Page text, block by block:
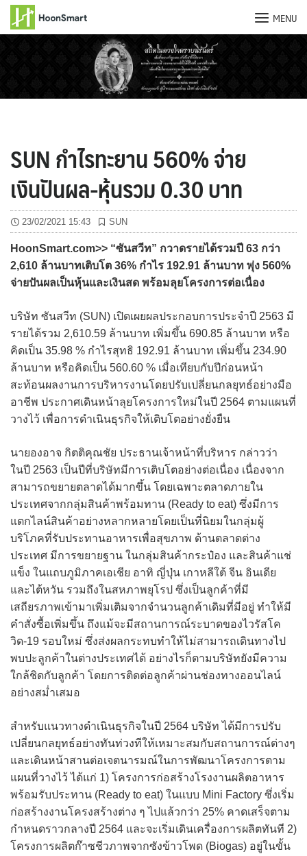
MENU
SUN กำไรทะยาน 560% จ่าย
เงินปันผล-หุ้นรวม 0.30 บาท
23/02/2021 15:43 SUN
HoonSmart.com>> “ซันสวีท” กวาดรายได้รวมปี 63 กว่า
2,610 ล้านบาทเติบโต 36% กำไร 192.91 ล้านบาท พุ่ง 560%
จ่ายปันผลเป็นหุ้นและเงินสด พร้อมลุยโครงการต่อเนื่อง
บริษัท ซันสวีท (SUN) เปิดเผยผลประกอบการประจำปี 2563 มี
รายได้รวม 2,610.59 ล้านบาท เพิ่มขึ้น 690.85 ล้านบาท หรือ
คิดเป็น 35.98 % กำไรสุทธิ 192.91 ล้านบาท เพิ่มขึ้น 234.90
ล้านบาท หรือคิดเป็น 560.60 % เมื่อเทียบกับปีก่อนหน้า
สะท้อนผลงานการบริหารงานโดยปรับเปลี่ยนกลยุทธ์อย่างมือ
อาชีพ ประกาศเดินหน้าลุยโครงการใหม่ในปี 2564 ตามแผนที่
วางไว้ เพื่อการดำเนินธุรกิจให้เติบโตอย่างยั่งยืน
นายองอาจ กิตติคุณชัย ประธานเจ้าหน้าที่บริหาร กล่าวว่า
ในปี 2563 เป็นปีที่บริษัทมีการเติบโตอย่างต่อเนื่อง เนื่องจาก
สามารถขยายตลาดได้มากขึ้น โดยเฉพาะตลาดภายใน
ประเทศจากกลุ่มสินค้าพร้อมทาน (Ready to eat) ซึ่งมีการ
แตกไลน์สินค้าอย่างหลากหลายโดยเป็นที่นิยมในกลุ่มผู้
บริโภคที่รับประทานอาหารเพื่อสุขภาพ ด้านตลาดต่าง
ประเทศ มีการขยายฐาน ในกลุ่มสินค้ากระป๋อง และสินค้าแช่
แข็ง ในแถบภูมิภาคเอเชีย อาทิ ญี่ปุ่น เกาหลีใต้ จีน อินเดีย
และไต้หวัน รวมถึงในสหภาพยุโรป ซึ่งเป็นลูกค้าที่มี
เสถียรภาพเข้ามาเพิ่มเติมจากจำนวนลูกค้าเดิมที่มีอยู่ ทำให้มี
คำสั่งซื้อเพิ่มขึ้น ถึงแม้จะมีสถานการณ์ระบาดของไวรัสโค
วิด-19 รอบใหม่ ซึ่งส่งผลกระทบทำให้ไม่สามารถเดินทางไป
พบปะลูกค้าในต่างประเทศได้ อย่างไรก็ตามบริษัทยังมีความ
ใกล้ชิดกับลูกค้า โดยการติดต่อลูกค้าผ่านช่องทางออนไลน์
อย่างสม่ำเสมอ
สำหรับแนวทางดำเนินธุรกิจในปี 2564 บริษัท ได้มีการปรับ
เปลี่ยนกลยุทธ์อย่างทันท่วงทีให้เหมาะสมกับสถานการณ์ต่างๆ
และเดินหน้าสานต่อเจตนารมณ์ในการพัฒนาโครงการตาม
แผนที่วางไว้ ได้แก่ 1) โครงการก่อสร้างโรงงานผลิตอาหาร
พร้อมรับประทาน (Ready to eat) ในแบบ Mini Factory ซึ่งเริ่ม
ก่อสร้างงานโครงสร้างต่าง ๆ ไปแล้วกว่า 25% คาดเสร็จตาม
กำหนดราวกลางปี 2564 และจะเริ่มเดินเครื่องการผลิตทันที 2)
โครงการผลิตก๊าซชีวภาพจากซังข้าวโพด (Biogas) อยู่ในขั้น